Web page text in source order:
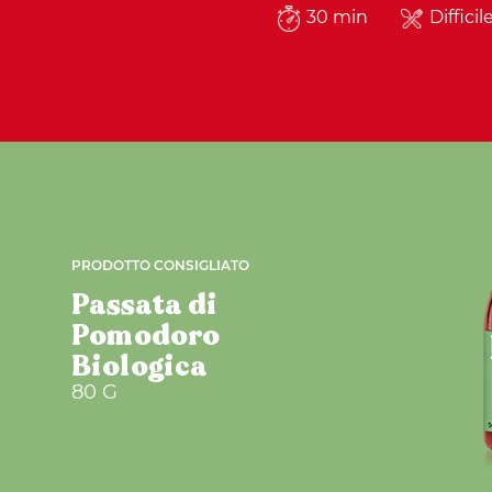
30 min
PRODOTTO CONSIGLIATO
Passata di
Pomodoro
Biologica
80 G